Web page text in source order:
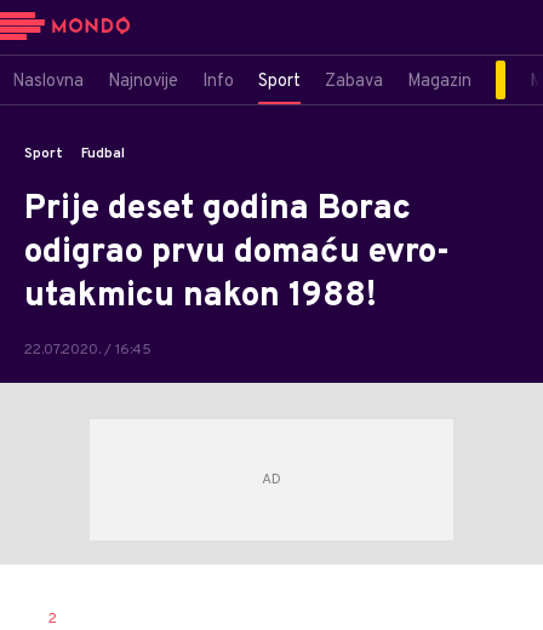
Naslovna Najnovije Info Sport Zabava Magazin
Sport Fudbal
Prije deset godina Borac
odigrao prvu domaću evro-
utakmicu nakon 1988!
22.07.2020. / 16:45
AUTOR
2